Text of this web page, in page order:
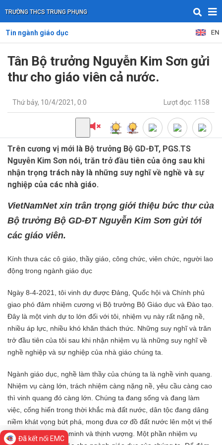
TRƯỜNG THCS TRUNG PHỤNG
Tin ngành giáo dục
Tân Bộ trưởng Nguyễn Kim Sơn gửi
thư cho giáo viên cả nước.
Thứ bảy, 10/4/2021, 0:0 Lượt đọc: 1158
Trên cương vị mới là Bộ trưởng Bộ GD-ĐT, PGS.TS
Nguyễn Kim Sơn nói, trăn trở đầu tiên của ông sau khi
nhận trọng trách này là những suy nghĩ về nghề và sự
nghiệp của các nhà giáo.
VietNamNet xin trân trọng giới thiệu bức thư của
Bộ trưởng Bộ GD-ĐT Nguyễn Kim Sơn gửi tới
các giáo viên.
Kính thưa các cô giáo, thầy giáo, công chức, viên chức, người lao
động trong ngành giáo dục
Ngày 8-4-2021, tôi vinh dự được Đảng, Quốc hội và Chính phủ
giao phó đảm nhiệm cương vị Bộ trưởng Bộ Giáo dục và Đào tạo.
Đây là một vinh dự to lớn đối với tôi, nhiệm vụ này rất nặng nề,
nhiều áp lực, nhiều khó khăn thách thức. Những suy nghĩ và trăn
trở đầu tiên của tôi sau khi nhận nhiệm vụ là những suy nghĩ về
nghề nghiệp và sự nghiệp của nhà giáo chúng ta.
Ngành giáo dục, nghề làm thầy của chúng ta là nghề vinh quang.
Nhiệm vụ càng lớn, trách nhiệm càng nặng nề, yêu cầu càng cao
thì vinh quang đó càng lớn. Chúng ta đang sống và đang làm
việc, cống hiến trong thời khắc mà đất nước, dân tộc đang dâng
niềm khát vọng bứt phá, mong đưa cơ đồ đất nước lên một vị thế
phát triển mới, văn minh và thịnh vượng. Một phần nhiệm vụ
Đã kết nối EMC